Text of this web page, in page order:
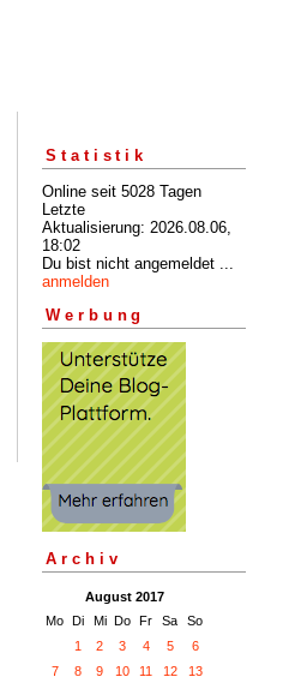
Statistik
Online seit 5028 Tagen
Letzte
Aktualisierung: 2026.08.06,
18:02
Du bist nicht angemeldet ...
anmelden
Werbung
Archiv
August 2017
Mo Di Mi Do Fr Sa
So
1
2 3 4 5
6
7
8 9 10 11 12
13